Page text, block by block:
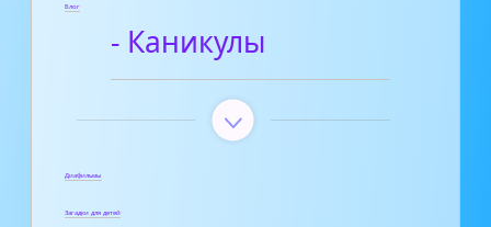
Блог
- Каникулы
Диафильмы
Загадки для детей